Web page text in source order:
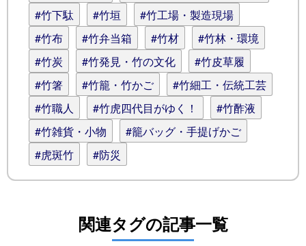
#竹下駄
#竹垣
#竹工場・製造現場
#竹布
#竹弁当箱 #竹材
#竹林・環境
#竹炭
#竹発見・竹の文化
#竹皮草履
#竹箸
#竹籠・竹かご
#竹細工・伝統工芸
#竹職人
#竹虎四代目がゆく！
#竹酢液
#竹雑貨・小物
#籠バッグ・手提げかご
#虎斑竹
#防災
関連タグの記事一覧